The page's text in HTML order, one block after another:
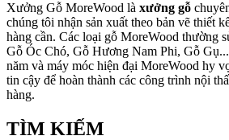
Xưởng Gỗ MoreWood là xưởng gỗ
chúng tôi nhận sản xuất theo bản vẽ thiết
hàng cần. Các loại gỗ MoreWood thường
Gỗ Óc Chó, Gỗ Hương Nam Phi, Gỗ
năm và máy móc hiện đại MoreWood hy
tin cậy để hoàn thành các công trình nội
hàng.
TÌM KIẾM